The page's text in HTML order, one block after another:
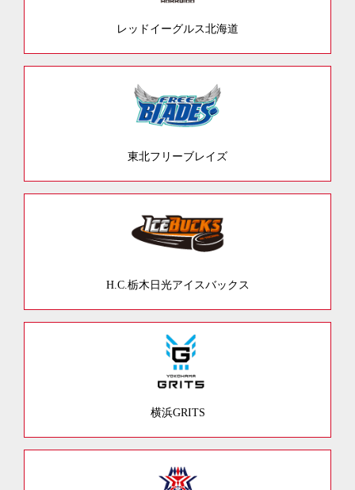
レッドイーグルス北海道
東北フリーブレイズ
H.C.栃木日光アイスバックス
横浜GRITS